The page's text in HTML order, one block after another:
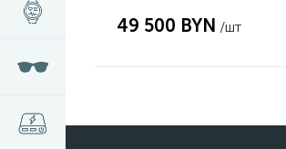
49 500 BYN /шт